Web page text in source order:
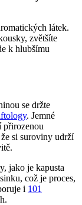
látek.
zvětšíte
k hlubšímu
se držte
. Jemné
přirozenou
si suroviny udrží
jako je kapusta
což je proces,
i 101